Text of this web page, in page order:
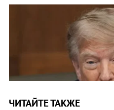
ЧИТАЙТЕ ТАКЖЕ